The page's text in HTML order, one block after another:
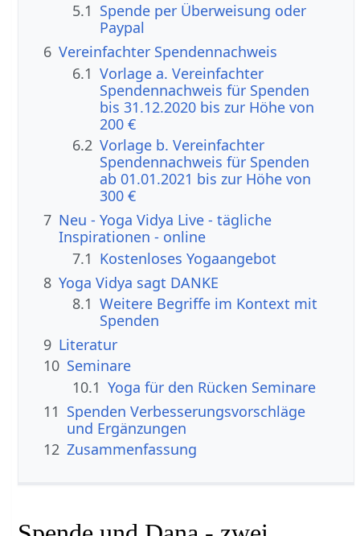
5.1 Spende per Überweisung oder
Paypal
6 Vereinfachter Spendennachweis
6.1 Vorlage a. Vereinfachter
Spendennachweis für Spenden
bis 31.12.2020 bis zur Höhe von
200 €
6.2 Vorlage b. Vereinfachter
Spendennachweis für Spenden
ab 01.01.2021 bis zur Höhe von
300 €
7 Neu - Yoga Vidya Live - tägliche
Inspirationen - online
7.1 Kostenloses Yogaangebot
8 Yoga Vidya sagt DANKE
8.1 Weitere Begriffe im Kontext mit
9 Literatur
10 Seminare
10.1 Yoga für den Rücken Seminare
11 Spenden‏‎ Verbesserungsvorschläge
und Ergänzungen
12 Zusammenfassung